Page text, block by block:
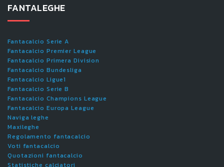
FANTALEGHE
Fantacalcio Serie A
Fantacalcio Premier League
Fantacalcio Primera Division
Fantacalcio Bundesliga
Fantacalcio Ligue1
Fantacalcio Serie B
Fantacalcio Champions League
Fantacalcio Europa League
Naviga leghe
Maxileghe
Regolamento fantacalcio
Voti fantacalcio
Quotazioni fantacalcio
Statistiche calciatori